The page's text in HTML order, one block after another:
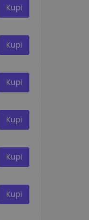
Kupi
Kupi
Kupi
Kupi
Kupi
Kupi